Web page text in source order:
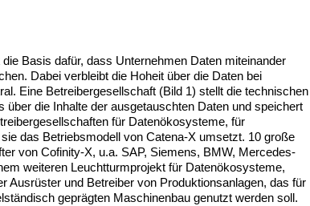
Basis dafür, dass Unternehmen Daten miteinander
Dabei verbleibt die Hoheit über die Daten bei
Eine Betreibergesellschaft (Bild 1) stellt die technischen
die Inhalte der ausgetauschten Daten und speichert
für Datenökosysteme, für
das Betriebsmodell von Catena-X umsetzt. 10 große
von Cofinity-X, u.a. SAP, Siemens, BMW, Mercedes-
weiteren Leuchtturmprojekt für Datenökosysteme,
Ausrüster und Betreiber von Produktionsanlagen, das für
geprägten Maschinenbau genutzt werden soll.